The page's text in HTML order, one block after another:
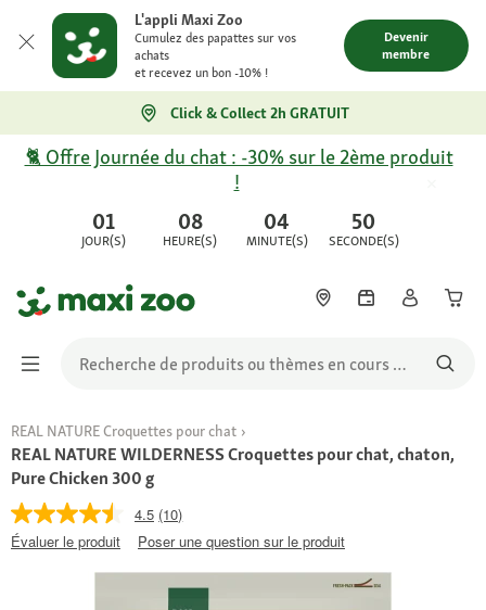
L'appli Maxi Zoo
Cumulez des papattes sur vos
achats
et recevez un bon -10% !
Devenir
membre
Click & Collect 2h GRATUIT
01
JOUR(S)
08
HEURE(S)
04
MINUTE(S)
50
SECONDE(S)
🐈 Offre Journée du chat : -30% sur le 2ème produit
!
REAL NATURE Croquettes pour chat
REAL NATURE WILDERNESS Croquettes pour chat, chaton,
Pure Chicken 300 g
4.5 (10)
Évaluer le produit
Poser une question sur le produit